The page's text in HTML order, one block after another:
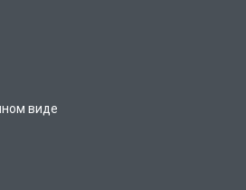
виде